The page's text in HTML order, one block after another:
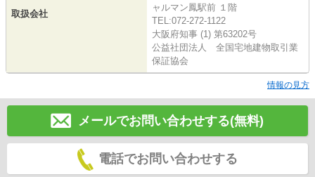
取扱会社
ャルマン鳳駅前 １階
TEL:072-272-1122
大阪府知事 (1) 第63202号
公益社団法人 全国宅地建物取引業
保証協会
情報の見方
メールでお問い合わせする(無料)
電話でお問い合わせする